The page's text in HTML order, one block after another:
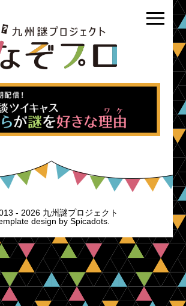
- 2026 九州謎プロジェクト
design by Spicadots.